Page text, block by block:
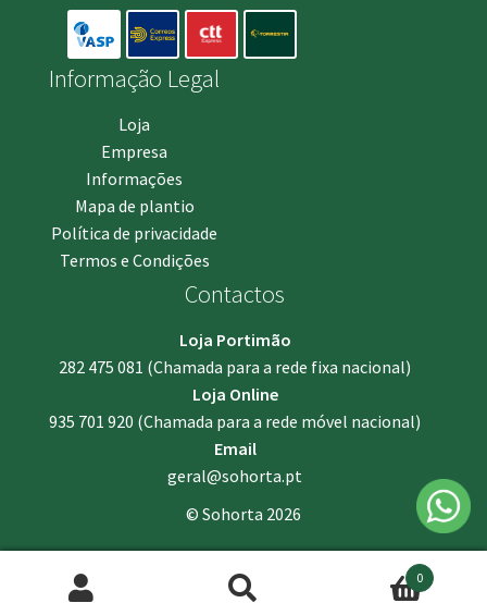
Informação Legal
Loja
Empresa
Informações
Mapa de plantio
Política de privacidade
Termos e Condições
Contactos
Loja Portimão
282 475 081 (Chamada para a rede fixa nacional)
Loja Online
935 701 920 (Chamada para a rede móvel nacional)
Email
geral@sohorta.pt
© Sohorta 2026
0